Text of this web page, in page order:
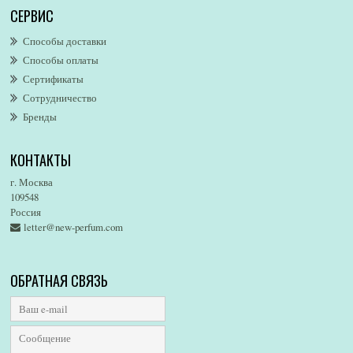
AllSaints
Alsayad
Altaia
Alvarez Gomez
Alviero Martini
Alyson Oldoini
American Eagle
Amore Segreto
Amorino
Amouage
Amzan
Andre D`Archer
Andrea Maack
СЕРВИС
Способы доставки
Способы оплаты
Сертификаты
Сотрудничество
Бренды
КОНТАКТЫ
г. Москва
109548
Россия
letter@new-perfum.com
ОБРАТНАЯ СВЯЗЬ